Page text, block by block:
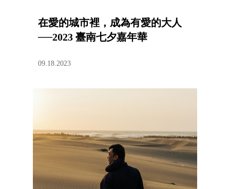
在愛的城市裡，成為有愛的大人
──2023 臺南七夕嘉年華
09.18.2023